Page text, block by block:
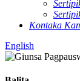
Kontaka
English